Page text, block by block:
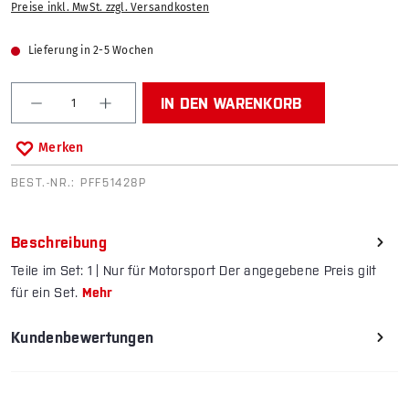
Preise inkl. MwSt. zzgl. Versandkosten
Lieferung in 2-5 Wochen
Produkt Anzahl: Gib den gewünschten Wert ein
IN DEN WARENKORB
Merken
BEST.-NR.: PFF51428P
Beschreibung
Teile im Set: 1 | Nur für Motorsport Der angegebene Preis gilt
für ein Set. Mehr
Kundenbewertungen